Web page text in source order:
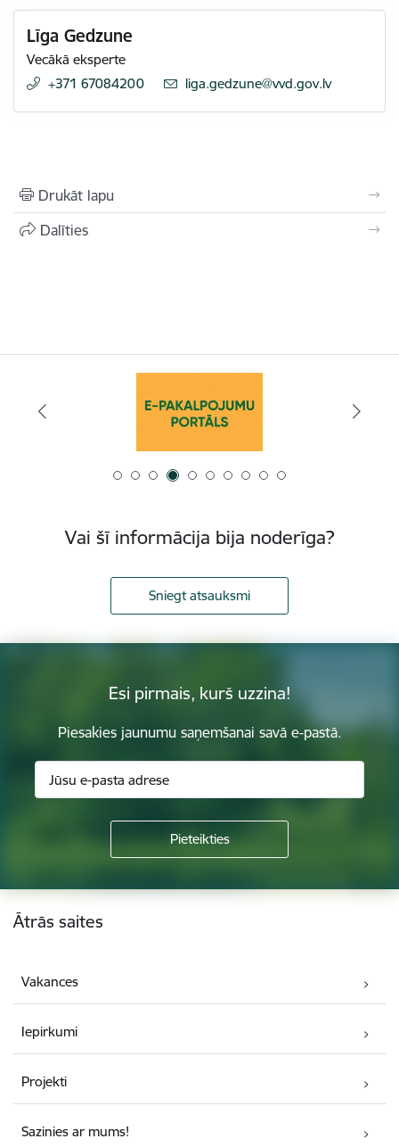
Līga Gedzune
Vecākā eksperte
+371 67084200
E-pasts:
liga.gedzune@vvd.gov.lv
Drukāt lapu
Dalīties
Vai šī informācija bija noderīga?
Sniegt atsauksmi
Esi pirmais, kurš uzzina!
Piesakies jaunumu saņemšanai savā e-pastā.
Kājene
Ātrās saites
Vakances
Iepirkumi
Projekti
Sazinies ar mums!